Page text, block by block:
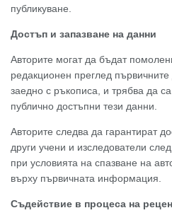
публикуване.
Достъп и запазване на данни
Авторите могат да бъдат
редакционен преглед
заедно с ръкописа, и трябва да
публично достъпни тези данни.
Авторите следва да гарантират
други учени и изследователи
при условията на спазване на
върху първичната информация.
Съдействие в процеса на